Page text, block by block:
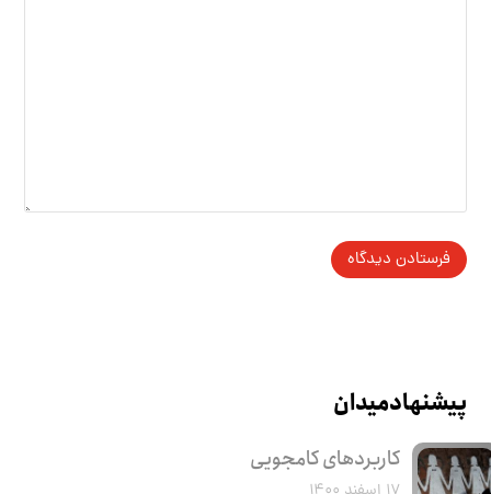
پیشنهاد میدان
کاربرد‌های کامجویی